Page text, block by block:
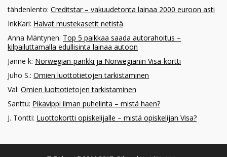
tähdenlento: Creditstar – vakuudetonta lainaa 2000 euroon asti
InkKari: Halvat mustekasetit netistä
Anna Mäntynen: Top 5 paikkaa saada autorahoitus –
kilpailuttamalla edullisinta lainaa autoon
Janne k: Norwegian-pankki ja Norwegianin Visa-kortti
Juho S.: Omien luottotietojen tarkistaminen
Val: Omien luottotietojen tarkistaminen
Santtu: Pikavippi ilman puhelinta – mistä haen?
J. Tontti: Luottokortti opiskelijalle – mistä opiskelijan Visa?